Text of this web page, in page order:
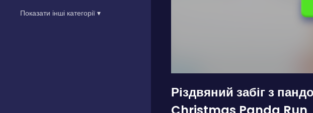
Показати інші категорії ▾
Різдвяний забіг з